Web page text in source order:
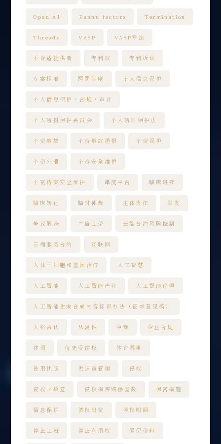
Open AI Pannu factors Termination
Threads VASP VASP专法
不合适提供者 专利权 专利诉讼
专案核准 两罚制度 个人信息保护
个人信息保护，合规，审计
个人资料保护委员会 个人资料保护法
个资事故 个资事故通报 个资保护
个资外泄 个资安全维护
个资档案安全维护 串流平台 临床研究
临床转化 临时仲裁 主体责任 举发
争议解决 二倍工资 云端合约风险控制
云端服务合约 互联网
人体干细胞和基因治疗 人工智慧
人工智能 人工智能产业 人工智能伦理
人工智能生成合成内容标识办法（征求意见稿）
人格否认 从属性 仲裁 企业合规
休假 优先受偿权 体育赛事
使用执照 供应链管理 侵权
侵权之故意 侵权损害赔偿基数 保密措施
信息保护 债权出资 停权期间
停止上班 停止利用权 健保资料